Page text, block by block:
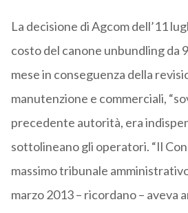
La decisione di Agcom dell’11
costo del canone unbundling da
mese in conseguenza della
manutenzione e commerciali,
precedente autorità, era
sottolineano gli operatori. “Il
massimo tribunale
marzo 2013 – ricordano – aveva